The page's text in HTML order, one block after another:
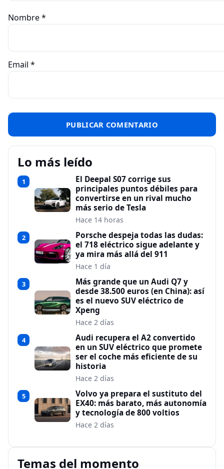
Nombre*
Email *
Lo más leído
1
El Deepal S07 corrige sus
principales puntos débiles para
convertirse en un rival mucho
más serio de Tesla
Hace 14 horas
2
Porsche despeja todas las dudas:
el 718 eléctrico sigue adelante y
ya mira más allá del 911
Hace 1 día
3
Más grande que un Audi Q7 y
desde 38.500 euros (en China): así
es el nuevo SUV eléctrico de
Xpeng
Hace 2 días
4
Audi recupera el A2 convertido
en un SUV eléctrico que promete
ser el coche más eficiente de su
historia
Hace 2 días
5
Volvo ya prepara el sustituto del
EX40: más barato, más autonomía
y tecnología de 800 voltios
Hace 2 días
Temas del momento